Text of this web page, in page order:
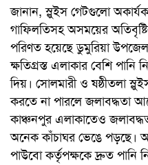
জানান, স্লুইস গেটগুলো
গাফিলতিসহ অসময়ের
পরিণত হয়েছে ডুমুরিয়া
ক্ষতিগ্রস্ত এলাকার বেশি পানি
দিয়। সোলমারী ও ষষ্ঠীতলা
করতে না পারলে জলাবদ্ধতা
কাঞ্চনপুর এলাকাতেও
অনেক কাঁচাঘর ভেঙে পড়ছে।
পাউবো কর্তৃপক্ষকে দ্রুত পানি